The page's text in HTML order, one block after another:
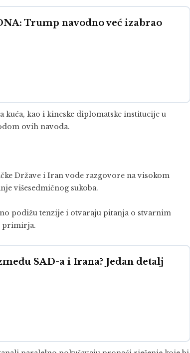
Trump navodno već izabrao
kuća, kao i kineske diplomatske institucije u
ovih navoda.
Države i Iranvode razgovore na visokom
višesedmičnog sukoba.
podižu tenzije i otvaraju pitanja o stvarnim
primirja.
SAD-a i Irana? Jedan detalj